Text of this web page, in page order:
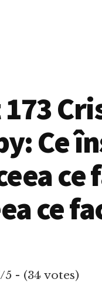
Ce
ce
ce
5 - (34 votes)